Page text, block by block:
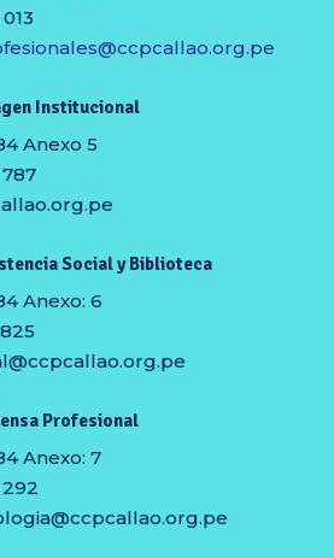
Institucional
Anexo 5
Social y Biblioteca
Anexo: 6
Profesional
Anexo: 7